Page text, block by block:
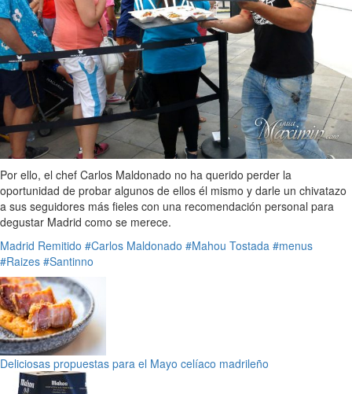
Por ello, el chef Carlos Maldonado no ha querido perder la
oportunidad de probar algunos de ellos él mismo y darle un chivatazo
a sus seguidores más fieles con una recomendación personal para
degustar Madrid como se merece.
Madrid Remitido #Carlos Maldonado #Mahou Tostada #menus
#Raizes #Santinno
Deliciosas propuestas para el Mayo celíaco madrileño